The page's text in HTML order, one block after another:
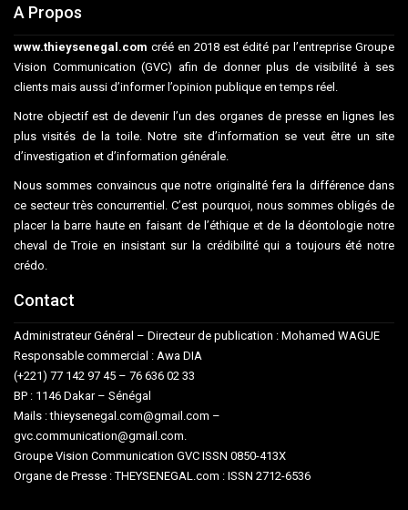
A Propos
www.thieysenegal.com créé en 2018 est édité par l’entreprise Groupe
Vision Communication (GVC) afin de donner plus de visibilité à ses
clients mais aussi d’informer l’opinion publique en temps réel.
Notre objectif est de devenir l’un des organes de presse en lignes les
plus visités de la toile. Notre site d’information se veut être un site
d’investigation et d’information générale.
Nous sommes convaincus que notre originalité fera la différence dans
ce secteur très concurrentiel. C’est pourquoi, nous sommes obligés de
placer la barre haute en faisant de l’éthique et de la déontologie notre
cheval de Troie en insistant sur la crédibilité qui a toujours été notre
crédo.
Contact
Administrateur Général – Directeur de publication : Mohamed WAGUE
Responsable commercial : Awa DIA
(+221) 77 142 97 45 – 76 636 02 33
BP : 1146 Dakar – Sénégal
Mails : thieysenegal.com@gmail.com –
gvc.communication@gmail.com.
Groupe Vision Communication GVC ISSN 0850-413X
Organe de Presse : THEYSENEGAL.com : ISSN 2712-6536